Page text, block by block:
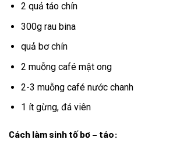
2 quả táo chín
300g rau bina
quả bơ chín
2 muỗng café mật ong
2-3 muỗng café nước chanh
1 ít gừng, đá viên
Cách làm sinh tố bơ – táo: